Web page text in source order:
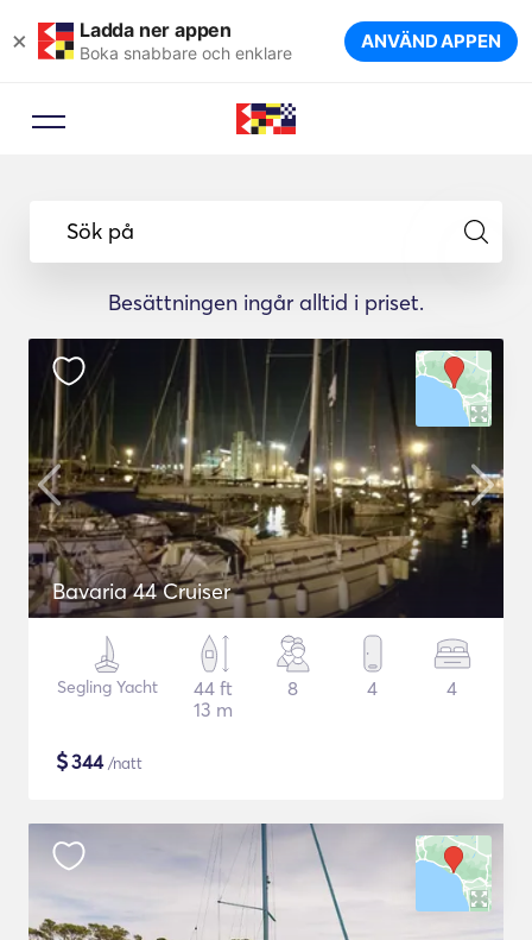
× Ladda ner appen
Boka snabbare och enklare ANVÄND APPEN
Sök på
Besättningen ingår alltid i priset.
Bavaria 44 Cruiser
Segling Yacht
44 ft
13 m
8 4 4
$344/natt